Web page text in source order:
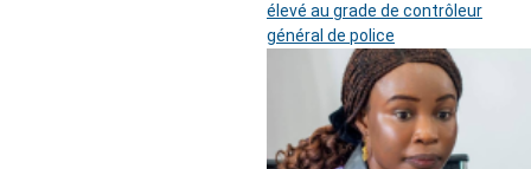
élevé au grade de contrôleur
général de police